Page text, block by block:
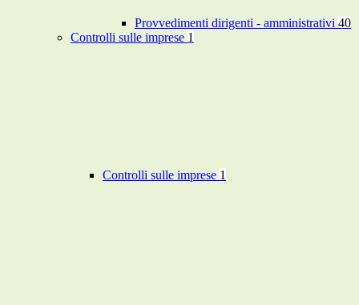
Provvedimenti dirigenti - amministrativi 40
Controlli sulle imprese 1
Controlli sulle imprese 1